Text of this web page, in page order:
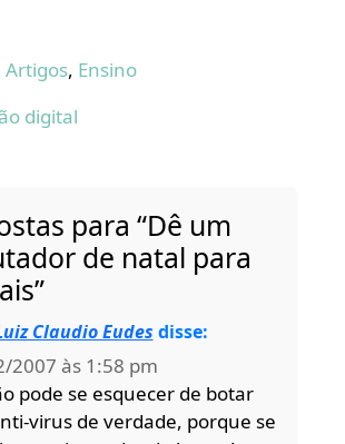
Artigos, Ensino
digital
para “Dê um
de natal para
Claudio Eudes disse:
2007 às 1:58 pm
pode se esquecer de botar
virus de verdade, porque se